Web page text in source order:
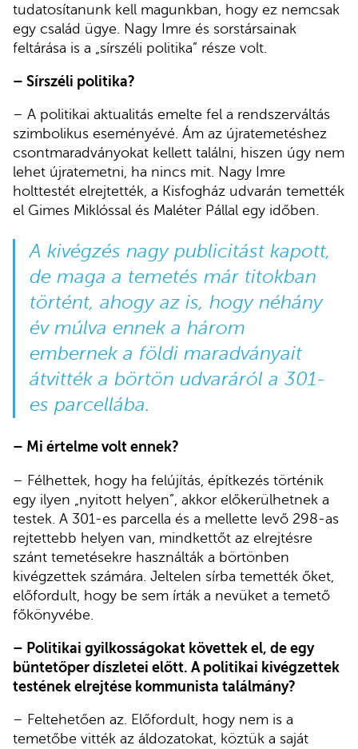
tudatosítanunk kell magunkban, hogy ez nemcsak
egy család ügye. Nagy Imre és sorstársainak
feltárása is a „sírszéli politika” része volt.
– Sírszéli politika?
– A politikai aktualitás emelte fel a rendszerváltás
szimbolikus eseményévé. Ám az újratemetéshez
csontmaradványokat kellett találni, hiszen úgy nem
lehet újratemetni, ha nincs mit. Nagy Imre
holttestét elrejtették, a Kisfogház udvarán temették
el Gimes Miklóssal és Maléter Pállal egy időben.
A kivégzés nagy publicitást kapott,
de maga a temetés már titokban
történt, ahogy az is, hogy néhány
év múlva ennek a három
embernek a földi maradványait
átvitték a börtön udvaráról a 301-
es parcellába.
– Mi értelme volt ennek?
– Félhettek, hogy ha felújítás, építkezés történik
egy ilyen „nyitott helyen”, akkor előkerülhetnek a
testek. A 301-es parcella és a mellette levő 298-as
rejtettebb helyen van, mindkettőt az elrejtésre
szánt temetésekre használták a börtönben
kivégzettek számára. Jeltelen sírba temették őket,
előfordult, hogy be sem írták a nevüket a temető
főkönyvébe.
– Politikai gyilkosságokat követtek el, de egy
büntetőper díszletei előtt. A politikai kivégzettek
testének elrejtése kommunista találmány?
– Feltehetően az. Előfordult, hogy nem is a
temetőbe vitték az áldozatokat, köztük a saját